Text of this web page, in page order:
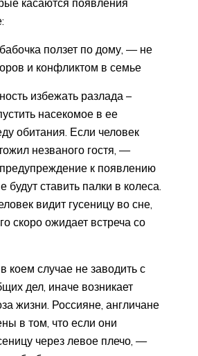
касаются появления
ползет по дому, — не
и конфликтом в семье
избежать разлада –
насекомое в ее
обитания. Если человек
незваного гостя, —
к появлению
будут ставить палки в колеса.
видит гусеницу во сне,
скоро ожидает встреча со
коем случае не заводить с
дел, иначе возникает
жизни. Россияне, англичане
в том, что если они
через левое плечо, —